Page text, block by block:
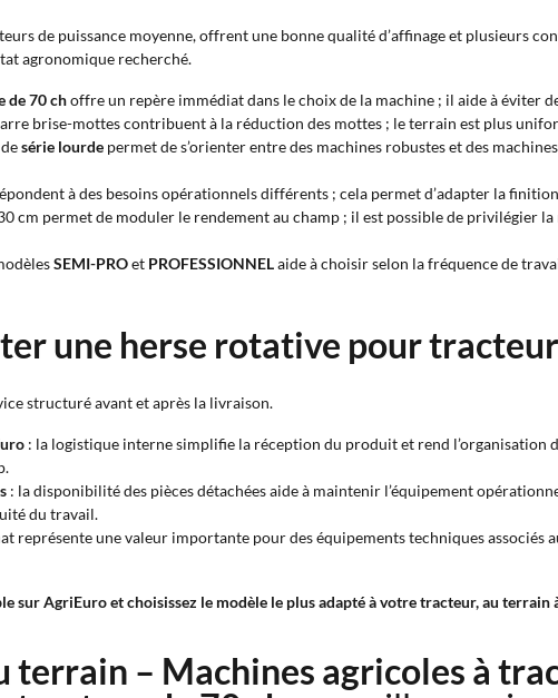
de puissance moyenne, offrent une bonne qualité d’affinage et plusieurs
agronomique recherché.
de 70 choffre un repère immédiat dans le choix de la machine ; il aide à éviter
brise-mottes contribuent à la réduction des mottes ; le terrain est plus
série lourde permet de s’orienter entre des machines robustes et des
à des besoins opérationnels différents ; cela permet d’adapter la
cm permet de moduler le rendement au champ ; il est possible de privilégier
SEMI-PROet PROFESSIONNELaide à choisir selon la fréquence de
une herse rotative pour
structuré avant et après la livraison.
: la logistique interne simplifie la réception du produit et rend l’organisation
: la disponibilité des pièces détachées aide à maintenir l’équipement
du travail.
représente une valeur importante pour des équipements techniques
sur AgriEuro et choisissez le modèle le plus adapté à votre tracteur, au
terrain – Machines agricoles à